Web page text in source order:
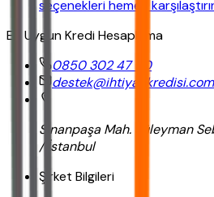
seçenekleri hemen
En Uygun Kredi Hesaplama
0850 302 47 90
destek@ihtiyackredisi.com
Sinanpaşa Mah. Süleyman
/ İstanbul
Şirket Bilgileri